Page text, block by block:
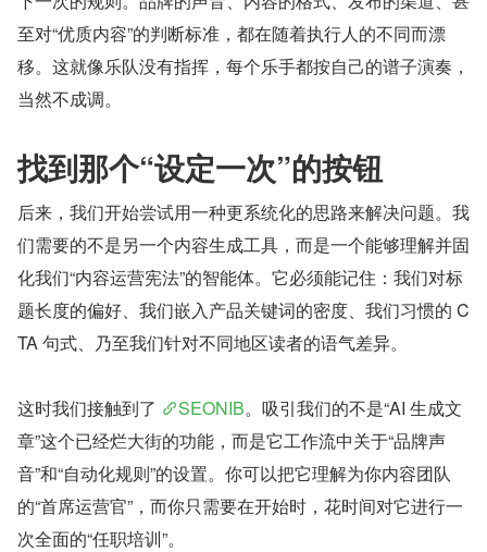
至对“优质内容”的判断标准，都在随着执行人的不同而漂
移。这就像乐队没有指挥，每个乐手都按自己的谱子演奏，
当然不成调。
找到那个“设定一次”的按钮
后来，我们开始尝试用一种更系统化的思路来解决问题。我
们需要的不是另一个内容生成工具，而是一个能够理解并固
化我们“内容运营宪法”的智能体。它必须能记住：我们对标
题长度的偏好、我们嵌入产品关键词的密度、我们习惯的 C
TA 句式、乃至我们针对不同地区读者的语气差异。
这时我们接触到了 SEONIB。吸引我们的不是“AI 生成文
章”这个已经烂大街的功能，而是它工作流中关于“品牌声
音”和“自动化规则”的设置。你可以把它理解为你内容团队
的“首席运营官”，而你只需要在开始时，花时间对它进行一
次全面的“任职培训”。